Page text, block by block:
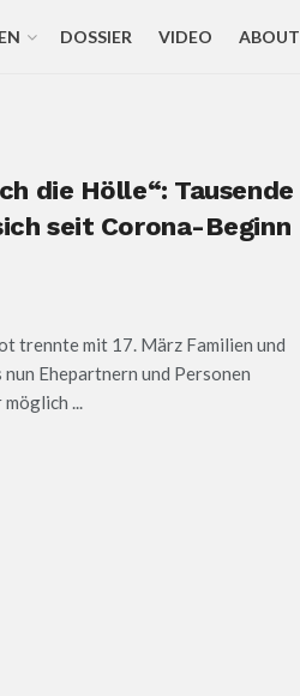
DOSSIER VIDEO ABOUT
die Hölle“: Tausende
seit Corona-Beginn
trennte mit 17. März Familien und
Ehepartnern und Personen
...